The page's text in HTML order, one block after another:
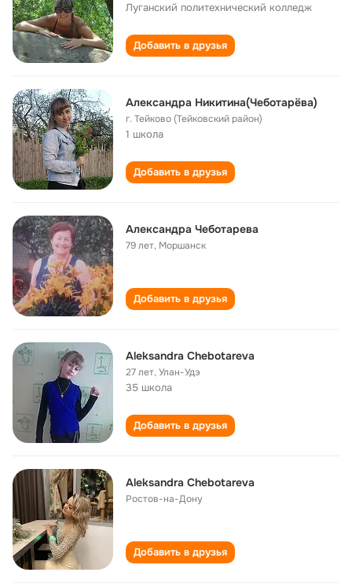
Луганский политехнический колледж
Добавить в друзья
Александра Никитина(Чеботарёва)
г. Тейково (Тейковский район)
1 школа
Добавить в друзья
Александра Чеботарева
79 лет, Моршанск
Добавить в друзья
Aleksandra Chebotareva
27 лет,Улан-Удэ
35 школа
Добавить в друзья
Aleksandra Chebotareva
Ростов-на-Дону
Добавить в друзья